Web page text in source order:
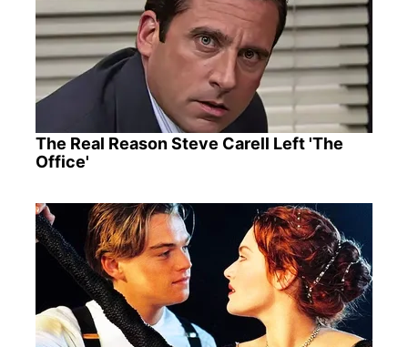
The Real Reason Steve Carell Left 'The
Office'